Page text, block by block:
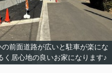
の前面道路が広いと駐車が楽にな
く居心地の良いお家になります♪